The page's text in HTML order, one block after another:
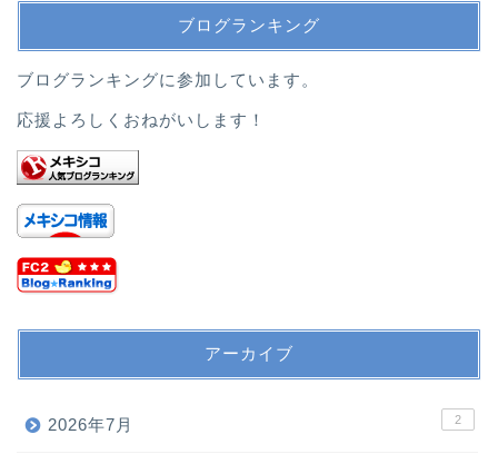
ブログランキング
ブログランキングに参加しています。
応援よろしくおねがいします！
アーカイブ
2026年7月 2